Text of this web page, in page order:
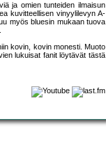
ja omien tunteiden ilmaisun
kuvitteellisen vinyylilevyn A-
myös bluesin mukaan tuova
kovin, kovin monesti. Muoto
lukuisat fanit löytävät tästä